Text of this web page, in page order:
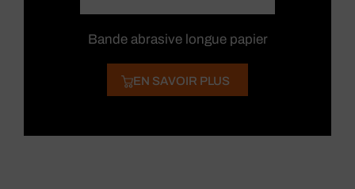
Bande abrasive longue papier
EN SAVOIR PLUS